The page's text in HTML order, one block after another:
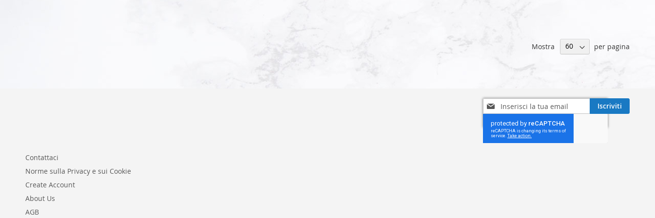
Mostra per pagina
Iscriviti
alla
nostra
Newsletter:
Iscriviti
Contattaci
Norme sulla Privacy e sui Cookie
Create Account
About Us
AGB